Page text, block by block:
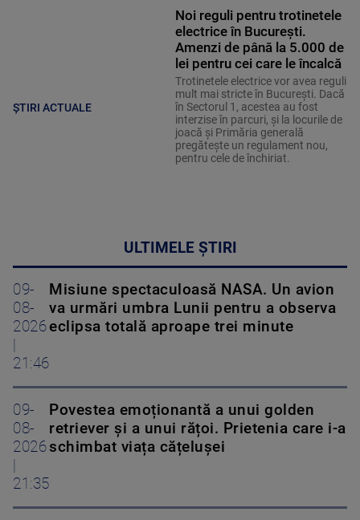
ȘTIRI ACTUALE
Noi reguli pentru trotinetele
electrice în București.
Amenzi de până la 5.000 de
lei pentru cei care le încalcă
Trotinetele electrice vor avea reguli
mult mai stricte în București. Dacă
în Sectorul 1, acestea au fost
interzise în parcuri, și la locurile de
joacă și Primăria generală
pregătește un regulament nou,
pentru cele de închiriat.
ULTIMELE ȘTIRI
09-
08-
2026
21:46
Misiune spectaculoasă NASA. Un avion
va urmări umbra Lunii pentru a observa
eclipsa totală aproape trei minute
09-
08-
2026
21:35
Povestea emoționantă a unui golden
retriever și a unui rățoi. Prietenia care i-a
schimbat viața cățelușei